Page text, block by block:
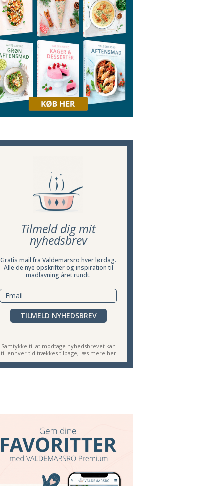
Tilmeld dig mit
nyhedsbrev
Gratis mail fra Valdemarsro hver lørdag.
Alle de nye opskrifter og inspiration til
madlavning året rundt.
TILMELD NYHEDSBREV
Samtykke til at modtage nyhedsbrevet kan
til enhver tid trækkes tilbage, læs mere her